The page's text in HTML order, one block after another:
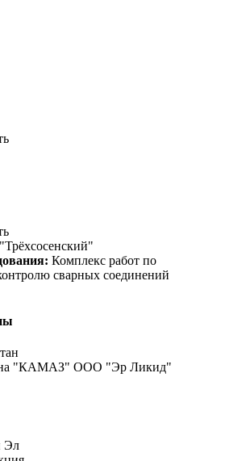
Комплекс работ по
сварных соединений
"КАМАЗ" ООО "Эр Ликид"
Эл